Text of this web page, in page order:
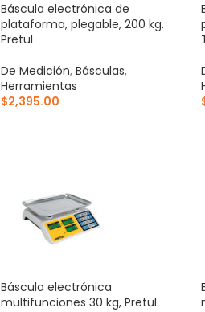
Báscula electrónica de
plataforma, plegable, 200 kg.
Pretul
De Medición, Básculas,
Herramientas
$2,395.00
Báscula electrónica
multifunciones 30 kg, Pretul